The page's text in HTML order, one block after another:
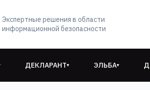
Экспертные решения в области
информационной безопасности
ДЕКЛАРАНТ▾ ЭЛЬБА▾